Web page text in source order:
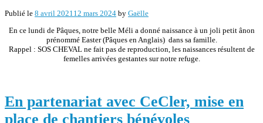
Publié le 8 avril 2021 12 mars 2024 by Gaëlle
En ce lundi de Pâques, notre belle Méli a donné naissance à un joli petit ânon
prénommé Easter (Pâques en Anglais) dans sa famille.
Rappel : SOS CHEVAL ne fait pas de reproduction, les naissances résultent de
femelles arrivées gestantes sur notre refuge.
En partenariat avec CeCler, mise en
place de chantiers bénévoles